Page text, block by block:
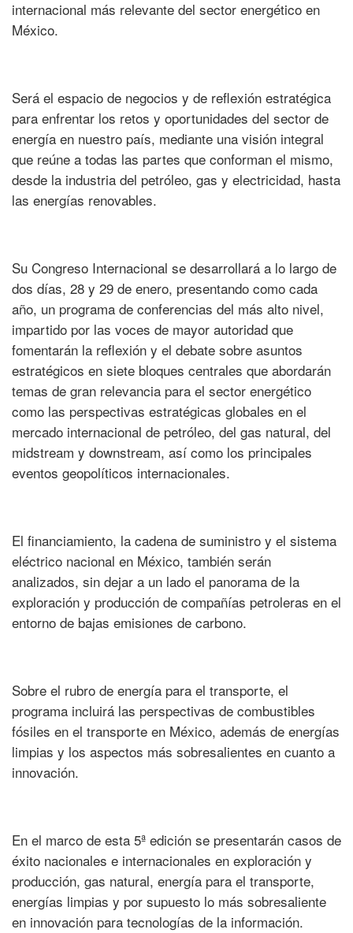
internacional más relevante del sector energético en
México.
Será el espacio de negocios y de reflexión estratégica
para enfrentar los retos y oportunidades del sector de
energía en nuestro país, mediante una visión integral
que reúne a todas las partes que conforman el mismo,
desde la industria del petróleo, gas y electricidad, hasta
las energías renovables.
Su Congreso Internacional se desarrollará a lo largo de
dos días, 28 y 29 de enero, presentando como cada
año, un programa de conferencias del más alto nivel,
impartido por las voces de mayor autoridad que
fomentarán la reflexión y el debate sobre asuntos
estratégicos en siete bloques centrales que abordarán
temas de gran relevancia para el sector energético
como las perspectivas estratégicas globales en el
mercado internacional de petróleo, del gas natural, del
midstream y downstream, así como los principales
eventos geopolíticos internacionales.
El financiamiento, la cadena de suministro y el sistema
eléctrico nacional en México, también serán
analizados, sin dejar a un lado el panorama de la
exploración y producción de compañías petroleras en el
entorno de bajas emisiones de carbono.
Sobre el rubro de energía para el transporte, el
programa incluirá las perspectivas de combustibles
fósiles en el transporte en México, además de energías
limpias y los aspectos más sobresalientes en cuanto a
innovación.
En el marco de esta 5ª edición se presentarán casos de
éxito nacionales e internacionales en exploración y
producción, gas natural, energía para el transporte,
energías limpias y por supuesto lo más sobresaliente
en innovación para tecnologías de la información.